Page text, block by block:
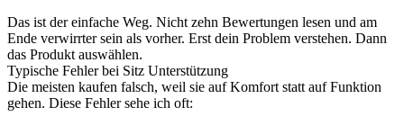
Das ist der einfache Weg. Nicht zehn Bewertungen lesen und am
Ende verwirrter sein als vorher. Erst dein Problem verstehen. Dann
das Produkt auswählen.
Typische Fehler bei Sitz Unterstützung
Die meisten kaufen falsch, weil sie auf Komfort statt auf Funktion
gehen. Diese Fehler sehe ich oft: